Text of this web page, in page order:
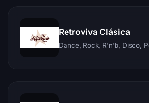
Retroviva Clásica